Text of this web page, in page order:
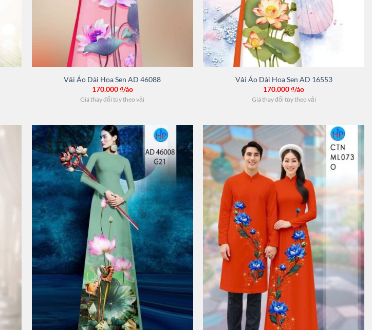
Vải Áo Dài Hoa Sen AD 46088
170.000₫/áo
Giá thay đổi tùy theo vải
Vải Áo Dài Hoa Sen AD 16553
170.000₫/áo
Giá thay đổi tùy theo vải